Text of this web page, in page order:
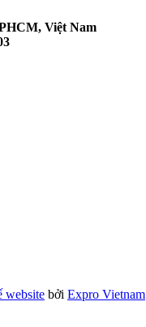
Việt Nam
website bởi Expro Vietnam